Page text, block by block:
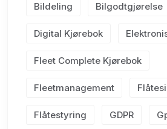
Bildeling Bilgodtgjørelse
Digital Kjørebok
Fleet Complete Kjørebok
Fleetmanagement
Flåtestyring GDPR